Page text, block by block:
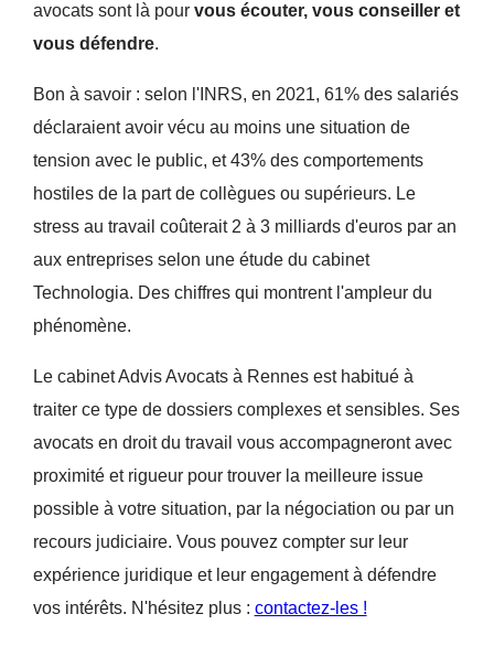
avocats sont là pour vous écouter, vous conseiller et
vous défendre.
Bon à savoir : selon l'INRS, en 2021, 61% des salariés
déclaraient avoir vécu au moins une situation de
tension avec le public, et 43% des comportements
hostiles de la part de collègues ou supérieurs. Le
stress au travail coûterait 2 à 3 milliards d'euros par an
aux entreprises selon une étude du cabinet
Technologia. Des chiffres qui montrent l'ampleur du
phénomène.
Le cabinet Advis Avocats à Rennes est habitué à
traiter ce type de dossiers complexes et sensibles. Ses
avocats en droit du travail vous accompagneront avec
proximité et rigueur pour trouver la meilleure issue
possible à votre situation, par la négociation ou par un
recours judiciaire. Vous pouvez compter sur leur
expérience juridique et leur engagement à défendre
vos intérêts. N'hésitez plus : contactez-les !